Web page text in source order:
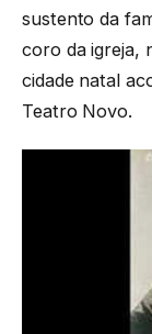
sustento da
coro da igreja,
cidade natal
Teatro Novo.